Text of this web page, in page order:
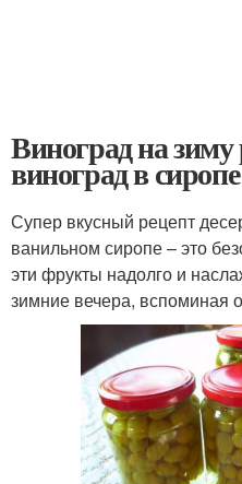
Виноград на
виноград в
Супер вкусный рецепт
ванильном сиропе – это
эти фрукты надолго и
зимние вечера, вспоминая